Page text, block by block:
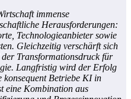
immense
Herausforderungen:
Technologieanbieter sowie
Gleichzeitig verschärft sich
Transformationsdruck für
Langfristig wird der Erfolg
konsequent Betriebe KI in
eine Kombination aus